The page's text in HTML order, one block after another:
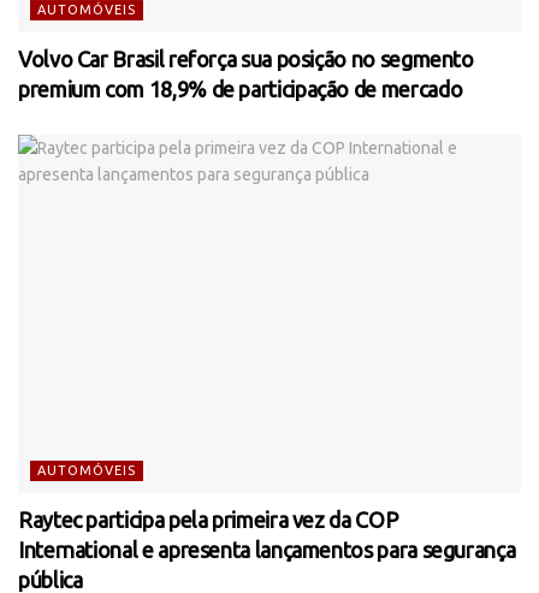
AUTOMÓVEIS
Volvo Car Brasil reforça sua posição no segmento
premium com 18,9% de participação de mercado
AUTOMÓVEIS
Raytec participa pela primeira vez da COP
International e apresenta lançamentos para segurança
pública